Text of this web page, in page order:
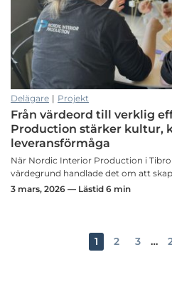
Delägare | Projekt
Från värdeord till verklig
Production stärker kultur,
leveransförmåga
När Nordic Interior Production i
värdegrund handlade det om att
3 mars, 2026 — Lästid 6 min
1 2 3 …